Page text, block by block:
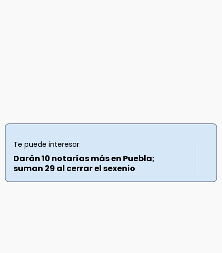
Te puede interesar:
Darán 10 notarías más en Puebla;
suman 29 al cerrar el sexenio